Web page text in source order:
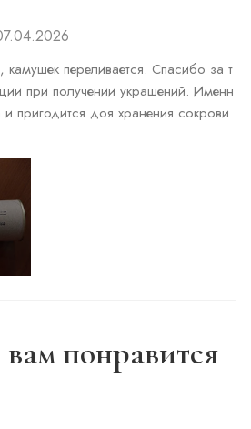
переливается. Спасибо за т
при получении украшений. Именн
пригодится доя хранения сокрови
понравится